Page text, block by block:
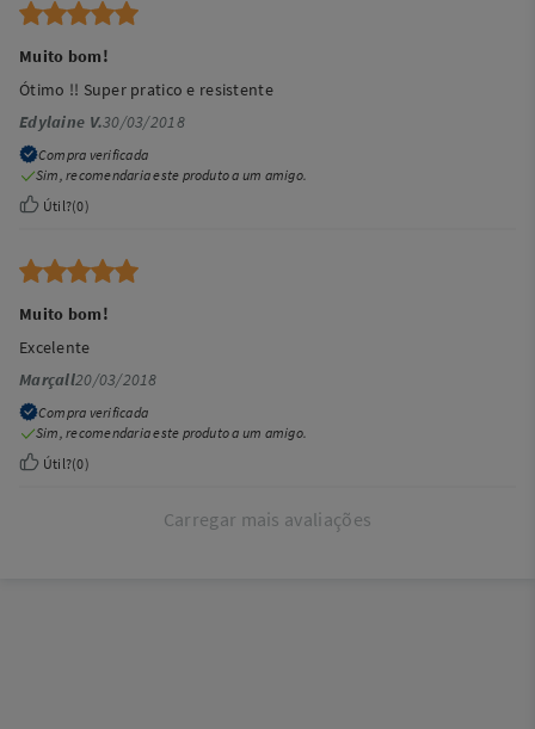
Muito bom!
Ótimo !! Super pratico e resistente
Edylaine V.30/03/2018
Compra verificada
Sim, recomendaria este produto a um amigo.
Útil?(0)
Muito bom!
Excelente
Marçall20/03/2018
Compra verificada
Sim, recomendaria este produto a um amigo.
Útil?(0)
Carregar mais avaliações